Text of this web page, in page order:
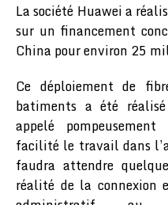
La société Huawei a
sur un financement
China pour environ 25
Ce déploiement de
batiments a été
appelé
facilité le travail dans
faudra attendre
réalité de la connexion